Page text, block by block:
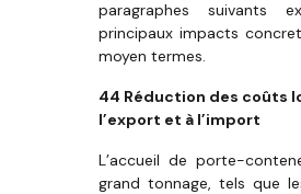
paragraphes suivants
principaux impacts
moyen termes.
44 Réduction des coûts
l’export et à l’import
L’accueil de porte-
grand tonnage, tels que